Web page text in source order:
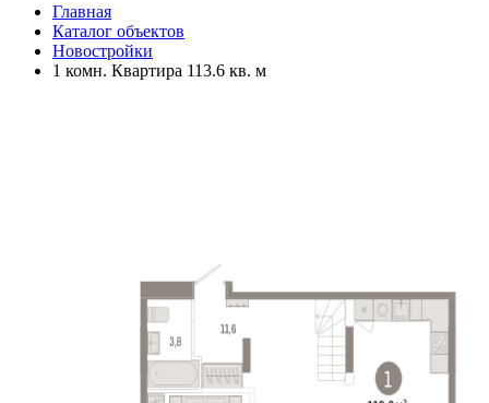
Главная
Каталог объектов
Новостройки
1 комн. Квартира 113.6 кв. м